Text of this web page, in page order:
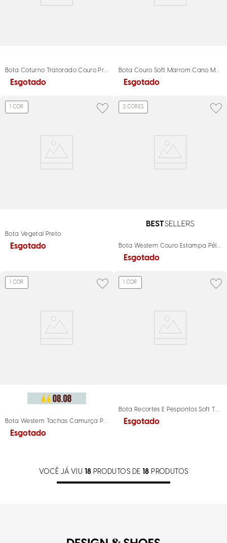
Bota Coturno Tratorado Couro Preto Metais
Esgotado
Bota Couro Soft Marrom Cano
Esgotado
COR
Bota Vegetal Preto
Esgotado
2 CORES
Bota Western Couro Estampa Pêlo
Esgotado
COR
Bota Western Tachas Camurça Preto
Esgotado
COR
Bota Recortes E Pespontos Soft Telha
Esgotado
VOCÊ JÁ VIU 18 PRODUTOS DE 18 PRODUTOS